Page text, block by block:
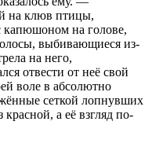
на клюв птицы,
на голове,
выбивающиеся из-
на него,
отвести от неё свой
воле в абсолютно
сеткой лопнувших
а её взгляд по-